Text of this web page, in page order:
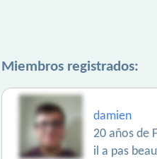
Miembros registrados:
damien
20 años de
il a pas